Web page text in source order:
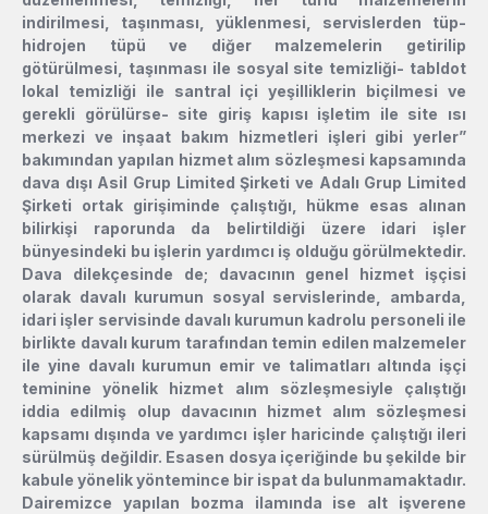
indirilmesi, taşınması, yüklenmesi, servislerden tüp-
hidrojen tüpü ve diğer malzemelerin getirilip
götürülmesi, taşınması ile sosyal site temizliği- tabldot
lokal temizliği ile santral içi yeşilliklerin biçilmesi ve
gerekli görülürse- site giriş kapısı işletim ile site ısı
merkezi ve inşaat bakım hizmetleri işleri gibi yerler”
bakımından yapılan hizmet alım sözleşmesi kapsamında
dava dışı Asil Grup Limited Şirketi ve Adalı Grup Limited
Şirketi ortak girişiminde çalıştığı, hükme esas alınan
bilirkişi raporunda da belirtildiği üzere idari işler
bünyesindeki bu işlerin yardımcı iş olduğu görülmektedir.
Dava dilekçesinde de; davacının genel hizmet işçisi
olarak davalı kurumun sosyal servislerinde, ambarda,
idari işler servisinde davalı kurumun kadrolu personeli ile
birlikte davalı kurum tarafından temin edilen malzemeler
ile yine davalı kurumun emir ve talimatları altında işçi
teminine yönelik hizmet alım sözleşmesiyle çalıştığı
iddia edilmiş olup davacının hizmet alım sözleşmesi
kapsamı dışında ve yardımcı işler haricinde çalıştığı ileri
sürülmüş değildir. Esasen dosya içeriğinde bu şekilde bir
kabule yönelik yöntemince bir ispat da bulunmamaktadır.
Dairemizce yapılan bozma ilamında ise alt işverene